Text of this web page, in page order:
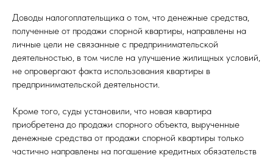
Доводы налогоплательщика о том, что денежные средства,
полученные от продажи спорной квартиры, направлены на
личные цели не связанные с предпринимательской
деятельностью, в том числе на улучшение жилищных условий,
не опровергают факта использования квартиры в
предпринимательской деятельности.
Кроме того, суды установили, что новая квартира
приобретена до продажи спорного объекта, вырученные
денежные средства от продажи спорной квартиры только
частично направлены на погашение кредитных обязательств